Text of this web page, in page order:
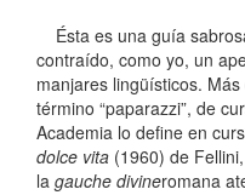
Ésta es una guía
contraído, como yo, un
manjares lingüísticos.
término “paparazzi”, de
Academia lo define en
dolce vita (1960) de
la gauche divineromana